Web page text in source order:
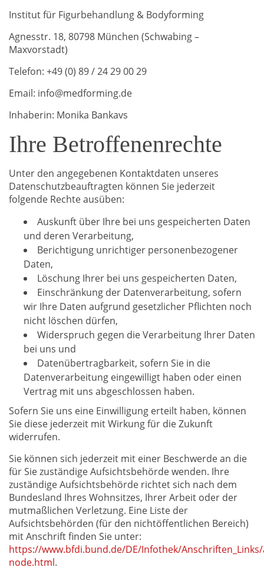
Institut für Figurbehandlung & Bodyforming
Agnesstr. 18, 80798 München (Schwabing –
Maxvorstadt)
Telefon: +49 (0) 89 / 24 29 00 29
Email: info@medforming.de
Inhaberin: Monika Bankavs
Ihre Betroffenenrechte
Unter den angegebenen Kontaktdaten unseres
Datenschutzbeauftragten können Sie jederzeit
folgende Rechte ausüben:
Auskunft über Ihre bei uns gespeicherten Daten
und deren Verarbeitung,
Berichtigung unrichtiger personenbezogener
Daten,
Löschung Ihrer bei uns gespeicherten Daten,
Einschränkung der Datenverarbeitung, sofern
wir Ihre Daten aufgrund gesetzlicher Pflichten noch
nicht löschen dürfen,
Widerspruch gegen die Verarbeitung Ihrer Daten
bei uns und
Datenübertragbarkeit, sofern Sie in die
Datenverarbeitung eingewilligt haben oder einen
Vertrag mit uns abgeschlossen haben.
Sofern Sie uns eine Einwilligung erteilt haben, können
Sie diese jederzeit mit Wirkung für die Zukunft
widerrufen.
Sie können sich jederzeit mit einer Beschwerde an die
für Sie zuständige Aufsichtsbehörde wenden. Ihre
zuständige Aufsichtsbehörde richtet sich nach dem
Bundesland Ihres Wohnsitzes, Ihrer Arbeit oder der
mutmaßlichen Verletzung. Eine Liste der
Aufsichtsbehörden (für den nichtöffentlichen Bereich)
mit Anschrift finden Sie unter:
https://www.bfdi.bund.de/DE/Infothek/
node.html.